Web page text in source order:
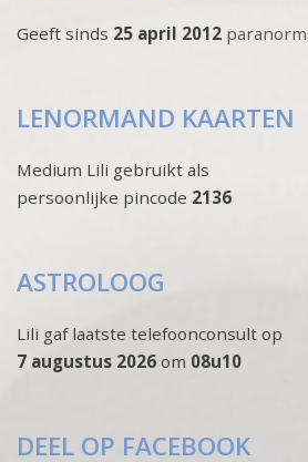
Geeft sinds 25 april 2012
LENORMAND KAARTEN
Medium Lili gebruikt als
persoonlijke pincode 2136
ASTROLOOG
Lili gaf laatste telefoonconsult op
7 augustus 2026 om 08u10
DEEL OP FACEBOOK